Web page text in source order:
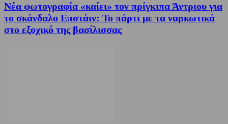
Νέα φωτογραφία «καίει» τον πρίγκιπα Άντριου για
το σκάνδαλο Επστάιν: Το πάρτι με τα ναρκωτικά
στο εξοχικό της βασίλισσας